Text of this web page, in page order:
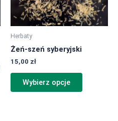
Herbaty
Żeń-szeń syberyjski
15,00 zł
Wybierz opcje
można
wybrać